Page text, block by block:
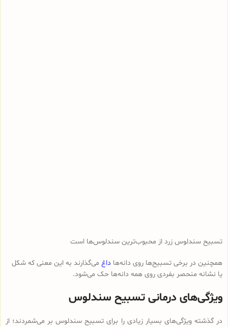
تسبیح سندلوس زرد از محبوب‌ترین سندلوس‌ها است
همچنین در برخی تسبیح‌ها روی دانه‌ها داغ می‌گذارند به این معنی که شکل
یا نشانه منحصر بفردی روی همه دانه‌ها حک می‌شود.
ویژگی‌های درمانی تسبیح سندلوس
در گذشته ویژگی‌های بسیار زیادی را برای تسبیح سندلوس بر می‌شمردند؛ از